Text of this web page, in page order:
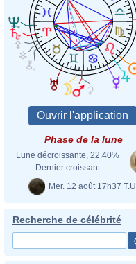
Phase de la lune
Lune décroissante, 22.40%
Dernier croissant
Mer. 12 août 17h37 T.U.
Recherche de célébrité